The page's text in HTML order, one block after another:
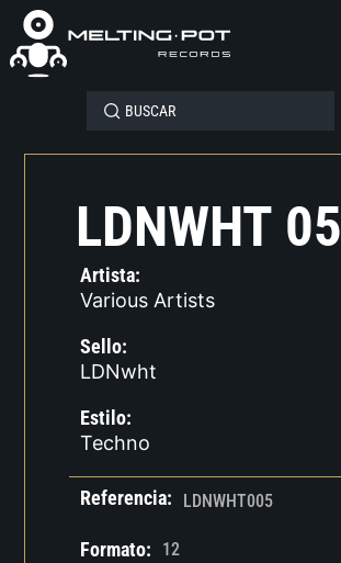
LDNWHT 05
Artista:
Various Artists
Sello:
LDNwht
Estilo:
Techno
Referencia: LDNWHT005
Formato: 12